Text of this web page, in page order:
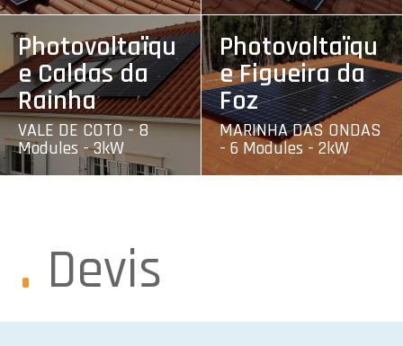
Photovoltaïqu
e Caldas da
Rainha
VALE DE COTO - 8
Modules - 3kW
Photovoltaïqu
e Figueira da
Foz
MARINHA DAS ONDAS
- 6 Modules - 2kW
Devis